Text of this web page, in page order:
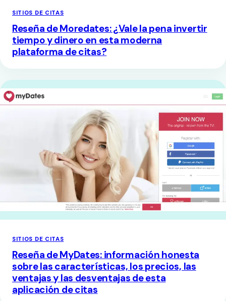
SITIOS DE CITAS
Reseña de Moredates: ¿Vale la pena invertir
tiempo y dinero en esta moderna
plataforma de citas?
SITIOS DE CITAS
Reseña de MyDates: información honesta
sobre las características, los precios, las
ventajas y las desventajas de esta
aplicación de citas